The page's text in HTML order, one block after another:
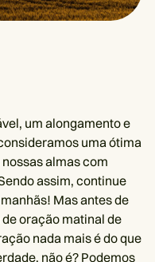
um alongamento e
uma ótima
almas com
assim, continue
Mas antes de
oração matinal de
nada mais é do que
não é? Podemos